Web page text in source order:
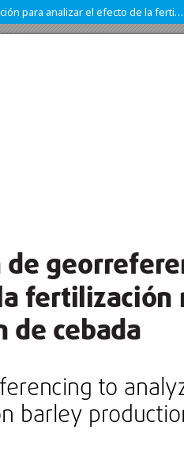
Utilización de georreferenciación para analizar el efecto de la fertilización nitrogenada en la producción de cebada